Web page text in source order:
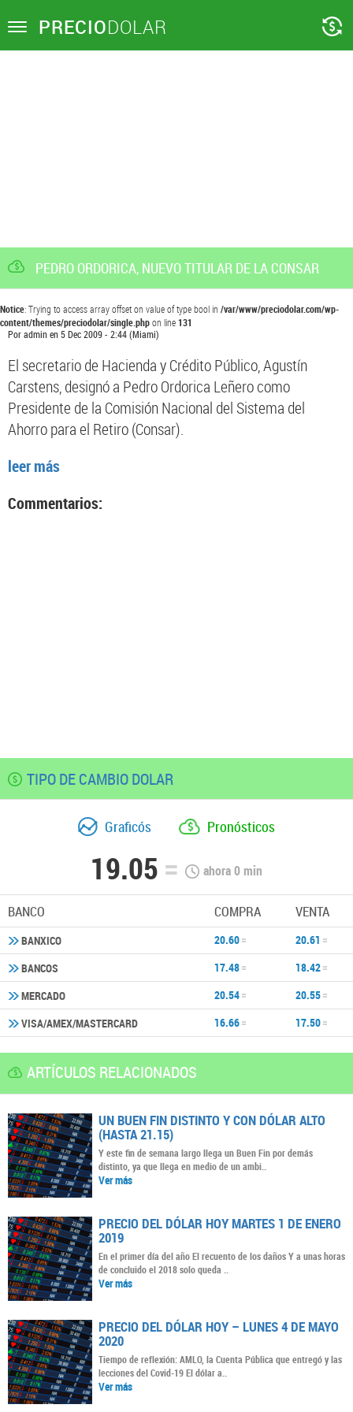
Toggle PRECIODOLAR
PEDRO ORDORICA, NUEVO TITULAR DE LA CONSAR
Notice: Trying to access array offset on value of type bool in /var/www/preciodolar.com/wp-
content/themes/preciodolar/single.phpon line131
Poradminen5 Dec 2009 - 2:44(Miami)
El secretario de Hacienda y Crédito Público, Agustín
Carstens, designó a Pedro Ordorica Leñero como
Presidente de la Comisión Nacional del Sistema del
Ahorro para el Retiro (Consar).
leer más
Commentarios:
TIPO DE CAMBIO DOLAR
Graficós Pronósticos
19.05 ahora0min
BANCO COMPRA VENTA
BANXICO 20.60
20.61
BANCOS
17.48
18.42
MERCADO
20.54
20.55
VISA/AMEX/MASTERCARD
16.66 17.50
ARTÍCULOS RELACIONADOS
UN BUEN FIN DISTINTO Y CON DÓLAR ALTO
(HASTA 21.15)
Y este fin de semana largo llega un Buen Fin por demás
distinto, ya que llega en medio de un ambi..
Ver más
PRECIO DEL DÓLAR HOY MARTES 1 DE ENERO
2019
En el primer día del año El recuento de los daños Y a unas horas
de concluido el 2018 solo queda ..
Ver más
PRECIO DEL DÓLAR HOY – LUNES 4 DE MAYO
2020
Tiempo de reflexión: AMLO, la Cuenta Pública que entregó y las
lecciones del Covid-19 El dólar a..
Ver más